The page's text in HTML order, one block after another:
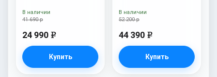
41 690 р
24 990 e
Купить
В наличии
52 200 р
44 390 e
Купить
В наличии